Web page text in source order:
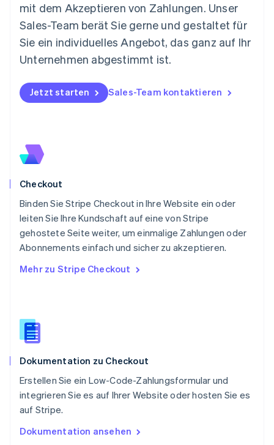
mit dem Akzeptieren von Zahlungen. Unser
Sales-Team berät Sie gerne und gestaltet für
Sie ein individuelles Angebot, das ganz auf Ihr
Unternehmen abgestimmt ist.
Jetzt starten Sales-Team kontaktieren
Checkout
Binden Sie Stripe Checkout in Ihre Website ein oder
leiten Sie Ihre Kundschaft auf eine von Stripe
gehostete Seite weiter, um einmalige Zahlungen oder
Abonnements einfach und sicher zu akzeptieren.
Mehr zu Stripe Checkout
Dokumentation zu Checkout
Erstellen Sie ein Low-Code-Zahlungsformular und
integrieren Sie es auf Ihrer Website oder hosten Sie es
auf Stripe.
Dokumentation ansehen
Neuseeland
English
Niederlande
Nederlands English
Norwegen
Österreich
DeutschEnglish
Português
Rumänien
Schweden
Schweiz
DeutschFrançaisItalianoEnglish
Singapur
English简体中文
English
China
English
EspañolEnglish
Thailand
Tschechische Republik
English
English